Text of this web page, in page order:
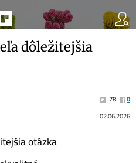
dôležitejšia
78
0
02.06.2026
otázka